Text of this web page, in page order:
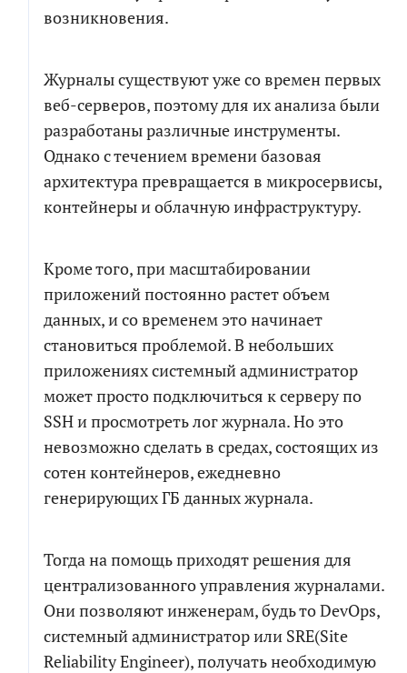
возникновения.
Журналы существуют уже со времен первых
веб-серверов, поэтому для их анализа были
разработаны различные инструменты.
Однако с течением времени базовая
архитектура превращается в микросервисы,
контейнеры и облачную инфраструктуру.
Кроме того, при масштабировании
приложений постоянно растет объем
данных, и со временем это начинает
становиться проблемой. В небольших
приложениях системный администратор
может просто подключиться к серверу по
SSH и просмотреть лог журнала. Но это
невозможно сделать в средах, состоящих из
сотен контейнеров, ежедневно
генерирующих ГБ данных журнала.
Тогда на помощь приходят решения для
централизованного управления журналами.
Они позволяют инженерам, будь то DevOps,
системный администратор или SRE(Site
Reliability Engineer), получать необходимую